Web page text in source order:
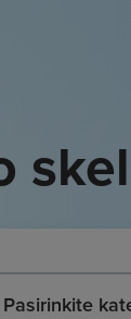
Pasirinkite